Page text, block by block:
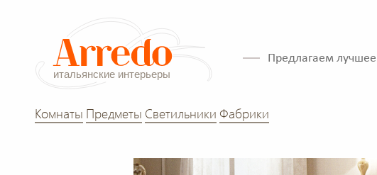
Предлагаем лучшее
Комнаты Предметы Светильники Фабрики